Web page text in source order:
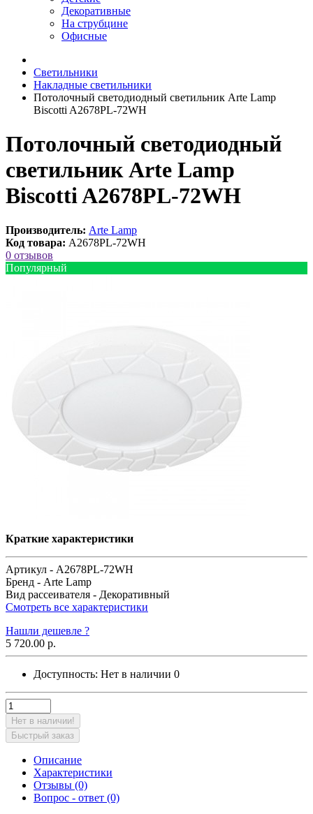
Декоративные
На струбцине
Офисные
Светильники
Накладные светильники
Потолочный светодиодный светильник Arte Lamp
Biscotti A2678PL-72WH
Потолочный светодиодный
светильник Arte Lamp
Biscotti A2678PL-72WH
Производитель: Arte Lamp
Код товара: A2678PL-72WH
0 отзывов
Популярный
Краткие характеристики
Артикул - A2678PL-72WH
Бренд - Arte Lamp
Вид рассеивателя - Декоративный
Смотреть все характеристики
Нашли дешевле ?
5 720.00 р.
Доступность: Нет в наличии 0
Нет в наличии!
Быстрый заказ
Описание
Характеристики
Отзывы (0)
Вопрос - ответ (0)